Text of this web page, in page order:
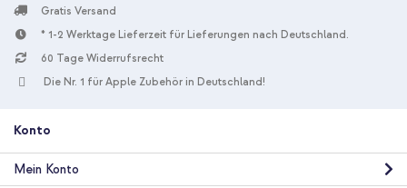
Universal
Gratis Versand
* 1-2 Werktage Lieferzeit für Lieferungen nach Deutschland.
60 Tage Widerrufsrecht
Die Nr. 1 für Apple Zubehör in Deutschland!
Konto
Mein Konto